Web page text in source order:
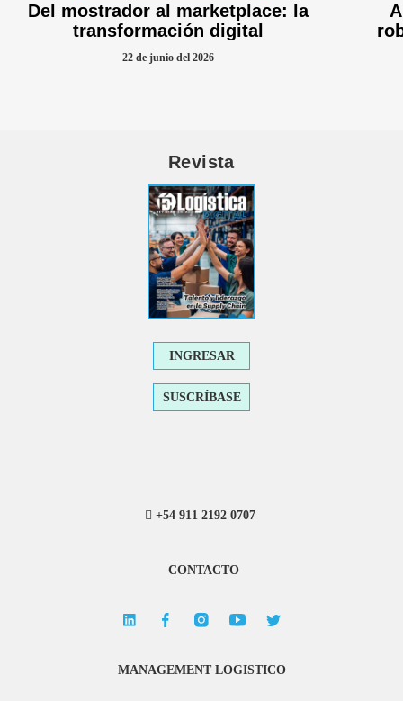
Del mostrador al marketplace: la
transformación digital
22 de junio del 2026
Revista
INGRESAR
SUSCRÍBASE
+54 911 2192 0707
CONTACTO
MANAGEMENT LOGISTICO